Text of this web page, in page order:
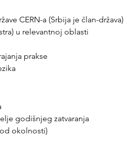
CERN-a (Srbija je član-država)
u relevantnoj oblasti
prakse
godišnjeg zatvaranja
okolnosti)